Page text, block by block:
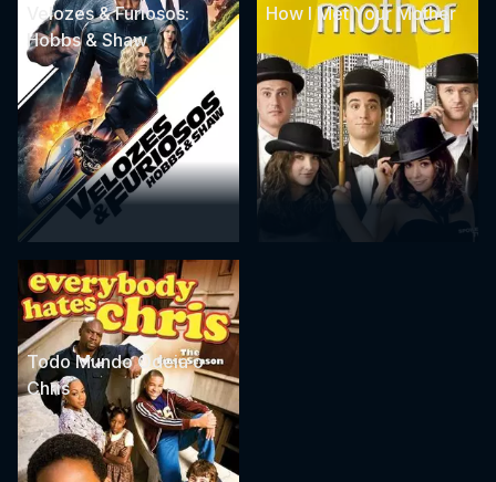
Velozes & Furiosos:
Hobbs & Shaw
How I Met Your Mother
Todo Mundo Odeia o
Chris